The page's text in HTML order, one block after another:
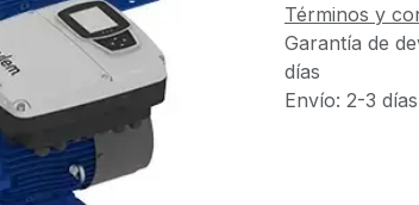
Términos y
Garantía de
días
Envío: 2-3